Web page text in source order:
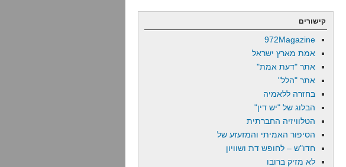
קישורים
972Magazine
אמת מארץ ישראל
אתר "דעת אמת"
אתר "הלל"
בחזרה ללאמיה
הבלוג של "יש דין"
הטלוויזיה החברתית
הסיפור האמיתי והמזעזע של
חדו"ש – לחופש דת ושוויון
לא מזיק ברובו